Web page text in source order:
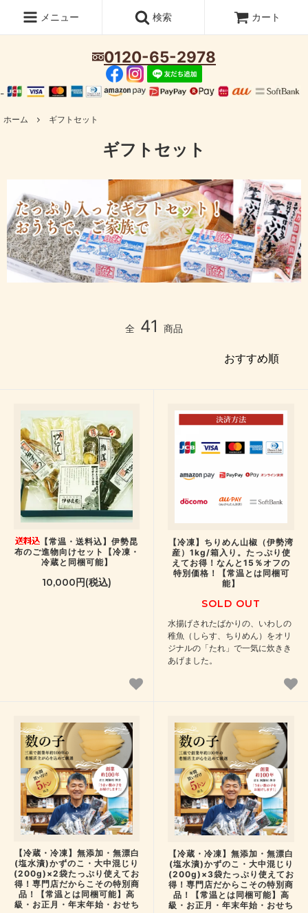
0120-65-2978
メニュー 検索 カート
-
ホーム ギフトセット
ギフトセット
全 41 商品
【常温・送料込】伊勢昆
布のご進物向けセット【冷凍・
冷蔵と同梱可能】
10,000円(税込)
【冷凍】ちりめん山椒（伊勢湾
産）1kg/箱入り。たっぷり使
えてお得！なんと15％オフの
特別価格！【常温とは同梱可
能】
SOLD OUT
水揚げされたばかりの、いわしの
稚魚（しらす、ちりめん）をオリ
ジナルの「たれ」で一気に炊きき
あげました。
【冷蔵・冷凍】無添加・無漂白
(塩水漬)かずのこ・大中混じり
(200g)×2袋たっぷり使えてお
得！専門店だからこその特別商
品！【常温とは同梱可能】高
級・お正月・年末年始・おせち
【冷蔵・冷凍】無添加・無漂白
(塩水漬)かずのこ・大中混じり
(200g)×3袋たっぷり使えてお
得！専門店だからこその特別商
品！【常温とは同梱可能】高
級・お正月・年末年始・おせち